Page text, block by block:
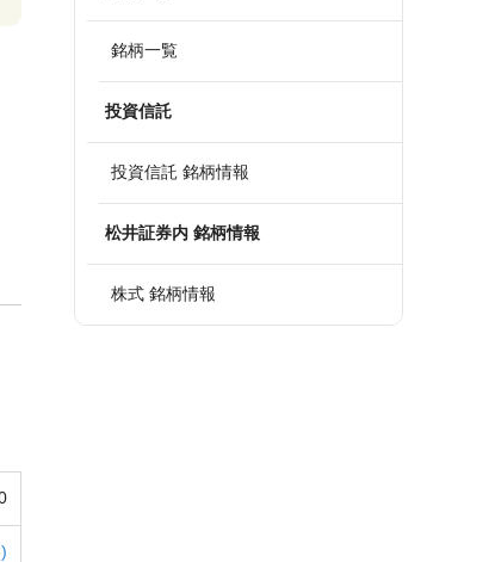
銘柄一覧
投資信託
投資信託 銘柄情報
松井証券内 銘柄情報
株式 銘柄情報